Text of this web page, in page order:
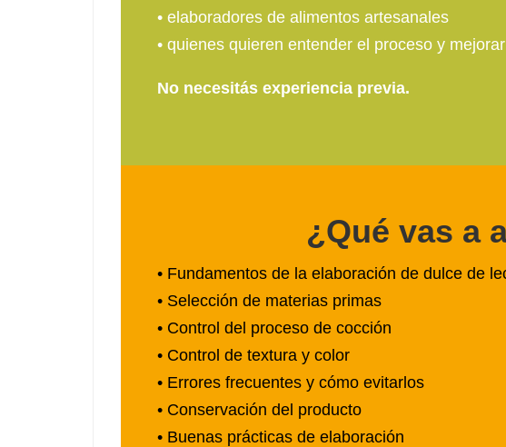
• elaboradores de alimentos artesanales
• quienes quieren entender el proceso y
No necesitás experiencia previa.
¿Qué vas a
• Fundamentos de la elaboración de dulce de
• Selección de materias primas
• Control del proceso de cocción
• Control de textura y color
• Errores frecuentes y cómo evitarlos
• Conservación del producto
• Buenas prácticas de elaboración